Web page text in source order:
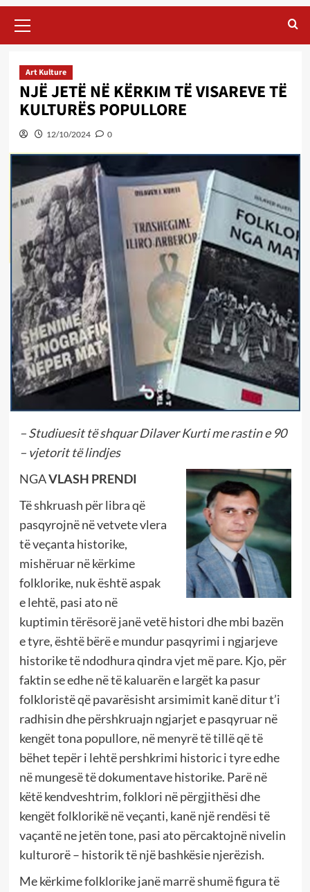
Menu
Art Kulture
NJË JETË NË KËRKIM TË VISAREVE TË
KULTURËS POPULLORE
12/10/2024 0
– Studiuesit të shquar Dilaver Kurti me rastin e 90
– vjetorit të lindjes
NGAVLASH PRENDI
Të shkruash për libra që
pasqyrojnë në vetvete vlera
të veçanta historike,
mishëruar në kërkime
folklorike, nuk është aspak
e lehtë, pasi ato në
kuptimin tërësorë janë vetë histori dhe mbi bazën
e tyre, është bërë e mundur pasqyrimi i ngjarjeve
historike të ndodhura qindra vjet më pare. Kjo, për
faktin se edhe në të kaluarën e largët ka pasur
folkloristë që pavarësisht arsimimit kanë ditur t’i
radhisin dhe përshkruajn ngjarjet e pasqyruar në
kengët tona popullore, në menyrë të tillë që të
bëhet tepër i lehtë pershkrimi historic i tyre edhe
në mungesë të dokumentave historike. Parë në
këtë kendveshtrim, folklori në përgjithësi dhe
kengët folklorikë në veçanti, kanë një rendësi të
vaçantë ne jetën tone, pasi ato përcaktojnë nivelin
kulturorë – historik të një bashkësie njerëzish.
Me kërkime folklorike janë marrë shumë figura të